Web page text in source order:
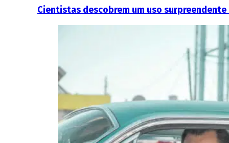
Cientistas descobrem um uso